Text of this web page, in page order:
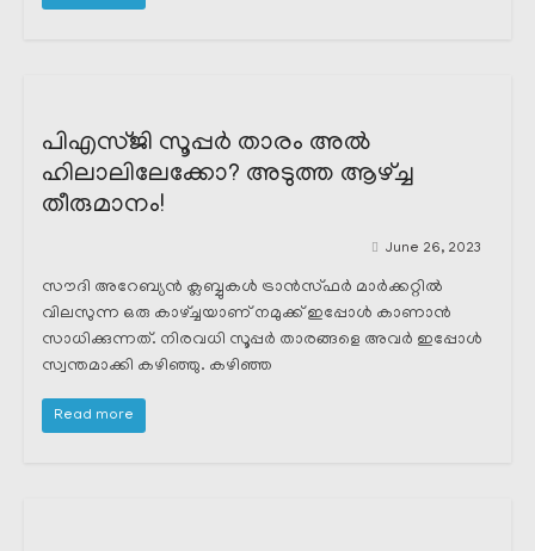
പിഎസ്ജി സൂപ്പർ താരം അൽ
ഹിലാലിലേക്കോ? അടുത്ത ആഴ്ച്ച
തീരുമാനം!
June 26, 2023
സൗദി അറേബ്യൻ ക്ലബ്ബുകൾ ട്രാൻസ്ഫർ മാർക്കറ്റിൽ
വിലസുന്ന ഒരു കാഴ്ച്ചയാണ് നമുക്ക് ഇപ്പോൾ കാണാൻ
സാധിക്കുന്നത്. നിരവധി സൂപ്പർ താരങ്ങളെ അവർ ഇപ്പോൾ
സ്വന്തമാക്കി കഴിഞ്ഞു. കഴിഞ്ഞ
Read more